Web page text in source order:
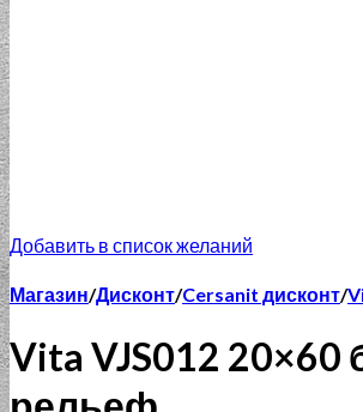
Добавить в список желаний
Магазин/Дисконт/Cersanit дисконт/
Vita VJS012